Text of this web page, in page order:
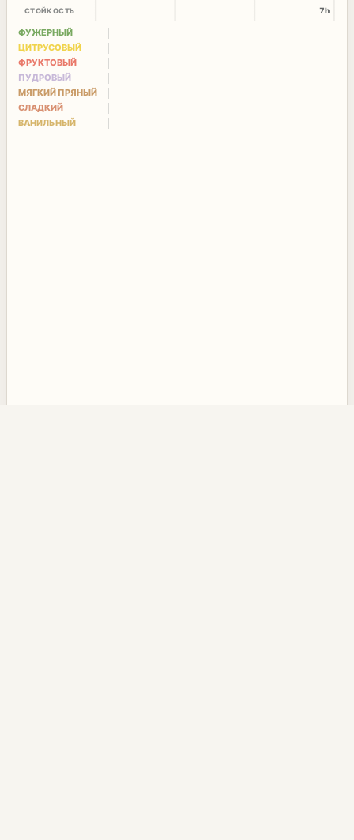
СТОЙКОСТЬ 7h
ФУЖЕРНЫЙ
ЦИТРУСОВЫЙ
ФРУКТОВЫЙ
ПУДРОВЫЙ
МЯГКИЙ ПРЯНЫЙ
СЛАДКИЙ
ВАНИЛЬНЫЙ